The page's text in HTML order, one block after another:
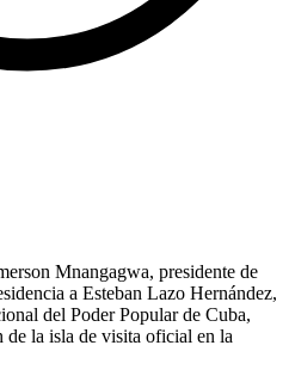
Mnangagwa, presidente de
a Esteban Lazo Hernández,
del Poder Popular de Cuba,
de la isla de visita oficial en la